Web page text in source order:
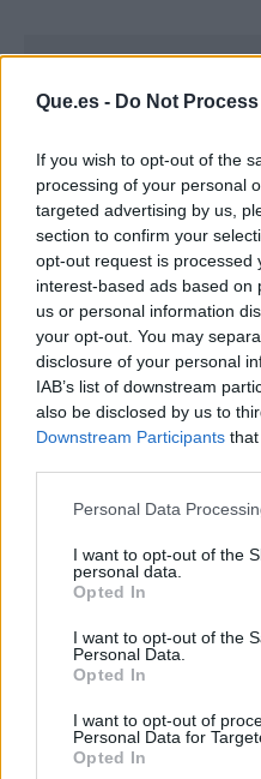
Que.es - Do Not
If you wish to opt-out of the
processing of your personal
targeted advertising by us,
section to confirm your
opt-out request is processed
interest-based ads based on
us or personal information
your opt-out. You may
disclosure of your personal
IAB’s list of downstream
also be disclosed by us to
Downstream Participants
Personal Data
I want to opt-out of the
personal data.
Opted In
I want to opt-out of the
Personal Data.
Opted In
I want to opt-out of
Personal Data for
Opted In